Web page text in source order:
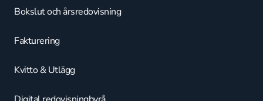
Bokslut och årsredovisning
Fakturering
Kvitto & Utlägg